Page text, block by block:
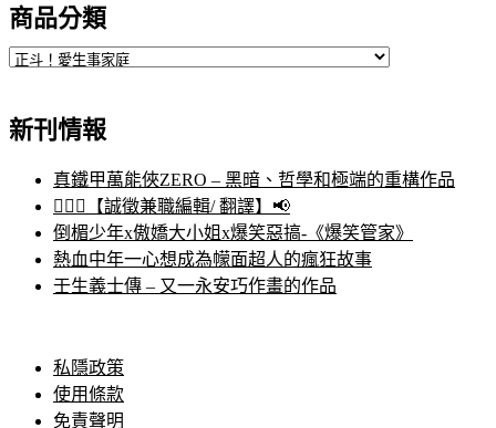
商品分類
新刊情報
真鐵甲萬能俠ZERO – 黑暗、哲學和極端的重構作品
🙋🏻‍♀️【誠徵兼職編輯/ 翻譯】📢
倒楣少年x傲嬌大小姐x爆笑惡搞-《爆笑管家》
熱血中年一心想成為幪面超人的瘋狂故事
壬生義士傳 – 又一永安巧作畫的作品
私隱政策
使用條款
免責聲明